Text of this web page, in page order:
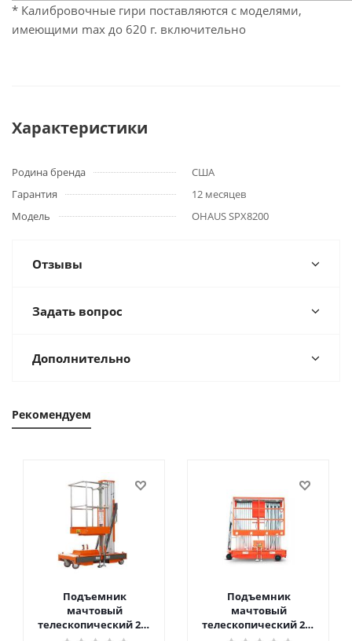
* Калибровочные гири поставляются с моделями,
имеющими max до 620 г. включительно
Характеристики
Родина бренда
США
Гарантия
12 месяцев
Модель
OHAUS SPX8200
Отзывы
Задать вопрос
Дополнительно
Рекомендуем
Подъемник
мачтовый
телескопический 200
Подъемник
мачтовый
телескопический 200